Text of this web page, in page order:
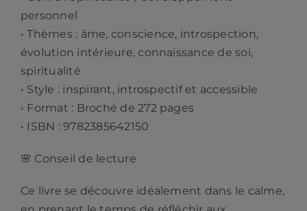
personnel
• Thèmes : âme, conscience, introspection,
évolution intérieure, connaissance de soi,
spiritualité
• Style : inspirant, introspectif et accessible
• Format : Broché de 272 pages
• ISBN : 9782385642150
🌸 Conseil de lecture
Ce livre se découvre idéalement dans le calme,